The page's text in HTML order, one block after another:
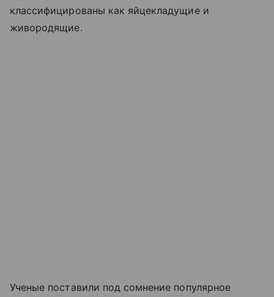
классифицированы как яйцекладущие и
живородящие.
Ученые поставили под сомнение популярное